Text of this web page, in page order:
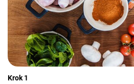
Krok 1